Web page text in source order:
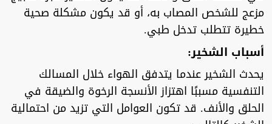
مزعج للشخص المصاب به، أو قد يكون مشكلة صحية
خطيرة تتطلب تدخل طبي.
أسباب الشخير:
يحدث الشخير عندما يتدفق الهواء خلال المسالك
التنفسية مسببًا اهتزاز الأنسجة الرخوة والضيقة في
الحلق والأنف. قد تكون العوامل التي تزيد من احتمالية